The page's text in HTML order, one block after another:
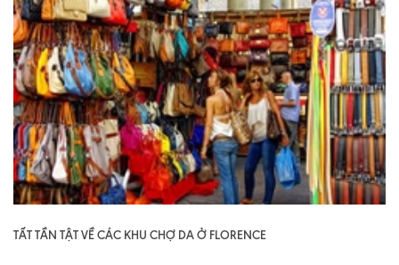
TẤT TẦN TẬT VỀ CÁC KHU CHỢ DA Ở FLORENCE